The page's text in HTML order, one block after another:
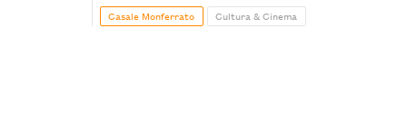
Casale Monferrato Cultura & Cinema